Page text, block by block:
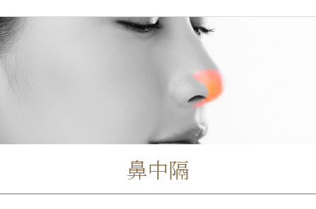
鼻中隔